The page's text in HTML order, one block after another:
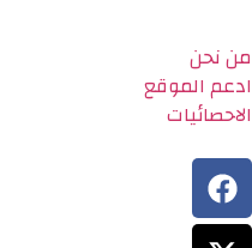
من نحن
ادعم الموقع
الاحصائيات